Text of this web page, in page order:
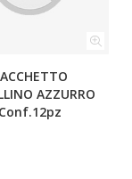
AZZURRO
Conf.12pz